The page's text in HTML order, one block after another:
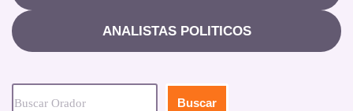
ANALISTAS POLITICOS
Buscar